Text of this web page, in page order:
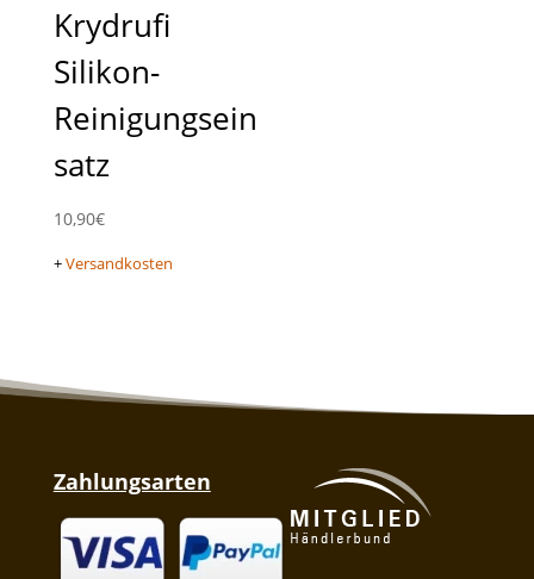
Krydrufi
Silikon-
Reinigungsein
satz
10,90€
+Versandkosten
Zahlungsarten